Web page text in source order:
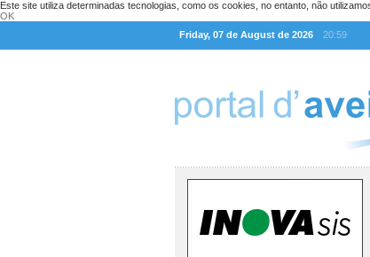
Este site utiliza determinadas tecnologias, como os cookies, no entanto, não
OK
Friday, 07 de August de 2026
20:59